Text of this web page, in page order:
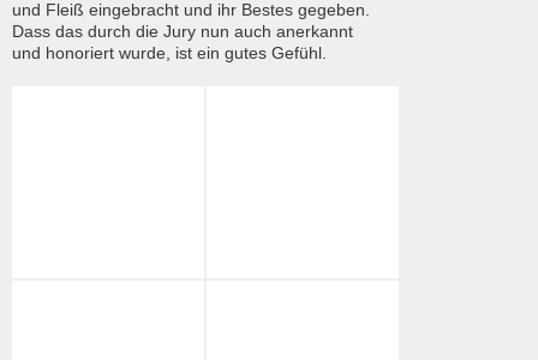
und Fleiß eingebracht und ihr Bestes gegeben.
Dass das durch die Jury nun auch anerkannt
und honoriert wurde, ist ein gutes Gefühl.